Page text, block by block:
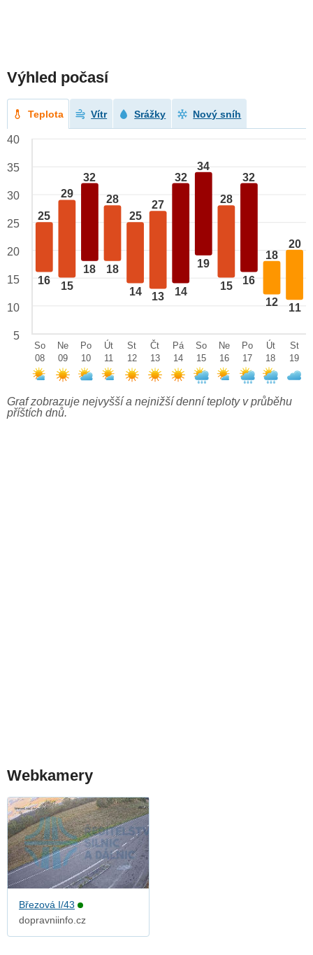
Výhled počasí
Teplota Vítr Srážky Nový sníh
25
16
29
15
32
18
28
18
25
14
27
13
32
14
34
19
28
15
32
16
18
12
20
11
40
35
30
25
20
15
10
5
So
08
Ne
09
Po
10
Út
11
St
12
Čt
13
Pá
14
So
15
Ne
16
Po
17
Út
18
St
19
Graf zobrazuje nejvyšší a nejnižší denní teploty v průběhu
příštích dnů.
Webkamery
Březová I/43
dopravniinfo.cz